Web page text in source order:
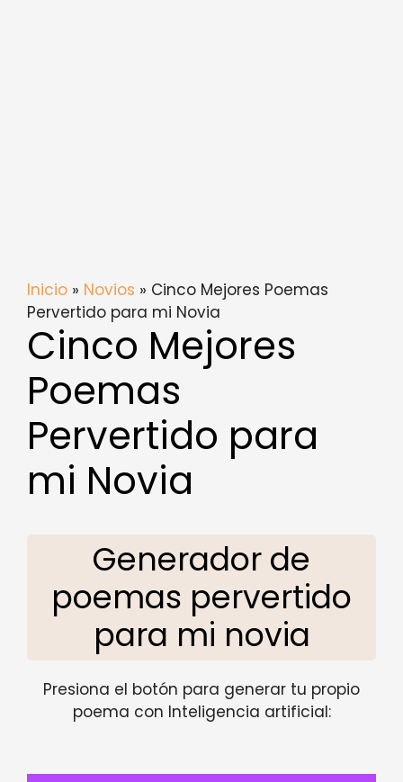
Inicio » Novios » Cinco Mejores Poemas
Pervertido para mi Novia
Cinco Mejores
Poemas
Pervertido para
mi Novia
Generador de
poemas pervertido
para mi novia
Presiona el botón para generar tu propio
poema con Inteligencia artificial: